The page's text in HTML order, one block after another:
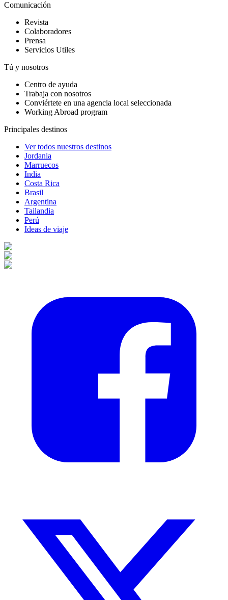
Comunicación
Revista
Colaboradores
Prensa
Servicios Utiles
Tú y nosotros
Centro de ayuda
Trabaja con nosotros
Conviértete en una agencia local seleccionada
Working Abroad program
Principales destinos
Ver todos nuestros destinos
Jordania
Marruecos
India
Costa Rica
Brasil
Argentina
Tailandia
Perú
Ideas de viaje